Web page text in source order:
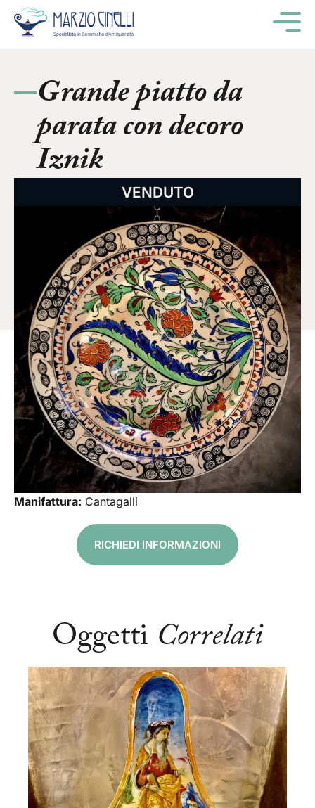
Grande piatto da
parata con decoro
Iznik
VENDUTO
Manifattura: Cantagalli
RICHIEDI INFORMAZIONI
Oggetti Correlati